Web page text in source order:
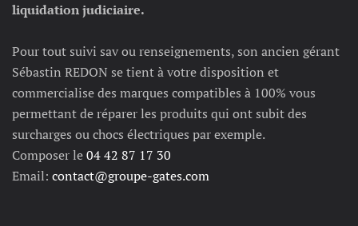
liquidation judiciaire.
Pour tout suivi sav ou renseignements, son ancien gérant
Sébastin REDON se tient à votre disposition et
commercialise des marques compatibles à 100% vous
permettant de réparer les produits qui ont subit des
surcharges ou chocs électriques par exemple.
Composer le04 42 87 17 30
Email: contact@groupe-gates.com